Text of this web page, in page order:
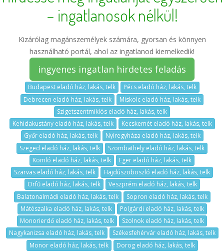
– ingatlanosok nélkül!
Kizárólag magánszemélyek számára, gyorsan és könnyen
használható portál, ahol az ingatlanod kiemelkedik!
ingyenes ingatlan hirdetes feladás
Budapest eladó ház, lakás, telk
Pécs eladó ház, lakás, telk
Debrecen eladó ház, lakás, telk
Miskolc eladó ház, lakás, telk
Szigetszentmiklós eladó ház, lakás, telk
Kehidakustány eladó ház, lakás, telk
Kecskemét eladó ház, lakás, telk
Győr eladó ház, lakás, telk
Nyíregyháza eladó ház, lakás, telk
Szeged eladó ház, lakás, telk
Szombathely eladó ház, lakás, telk
Komló eladó ház, lakás, telk
Eger eladó ház, lakás, telk
Szarvas eladó ház, lakás, telk
Hajdúszoboszló eladó ház, lakás, telk
Orfű eladó ház, lakás, telk
Veszprém eladó ház, lakás, telk
Balatonalmádi eladó ház, lakás, telk
Sopron eladó ház, lakás, telk
Mátészalka eladó ház, lakás, telk
Polgárdi eladó ház, lakás, telk
Monorierdő eladó ház, lakás, telk
Szolnok eladó ház, lakás, telk
Nagykanizsa eladó ház, lakás, telk
Székesfehérvár eladó ház, lakás, telk
Monor eladó ház, lakás, telk
Dorog eladó ház, lakás, telk